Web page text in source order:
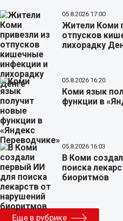
05.8.2026 17:00
Жители Коми
отпусков
лихорадку
05.8.2026 16:20
Коми язык
функции в
05.8.2026 16:03
В Коми
поиска
биоритмов
Еще в рубрике